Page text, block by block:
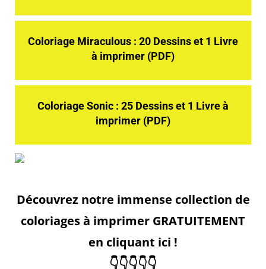
Coloriage Miraculous : 20 Dessins et 1 Livre
à imprimer (PDF)
Coloriage Sonic : 25 Dessins et 1 Livre à
imprimer (PDF)
Découvrez notre immense collection de
coloriages à imprimer GRATUITEMENT
en cliquant ici !
👇👇👇👇👇